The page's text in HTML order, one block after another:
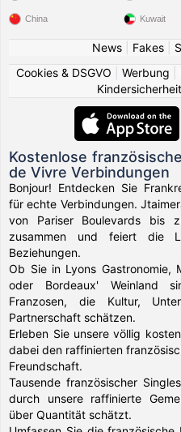
China Kuwait
News| Fakes|
Cookies & DSGVO
Werbung
Kindersicherheit
Kostenlose
de Vivre Verbindungen
Bonjour! Entdecken Sie
für echte Verbindungen.
von Pariser Boulevards bis
zusammen und feiert die
Beziehungen.
Ob Sie in Lyons Gastronomie,
oder Bordeaux' Weinland
Franzosen, die Kultur,
Partnerschaft schätzen.
Erleben Sie unsere völlig
dabei den raffinierten
Freundschaft.
Tausende französischer
durch unsere raffinierte
über Quantität schätzt.